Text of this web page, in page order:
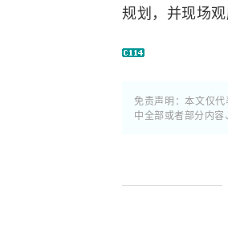
规划，并现场
免责声明：本文仅
中全部或者部分内